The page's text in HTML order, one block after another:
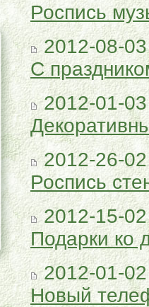
Роспись
2012-08-03
С
2012-01-03
2012-26-02
Роспись
2012-15-02
Подарки ко
2012-01-02
Новый